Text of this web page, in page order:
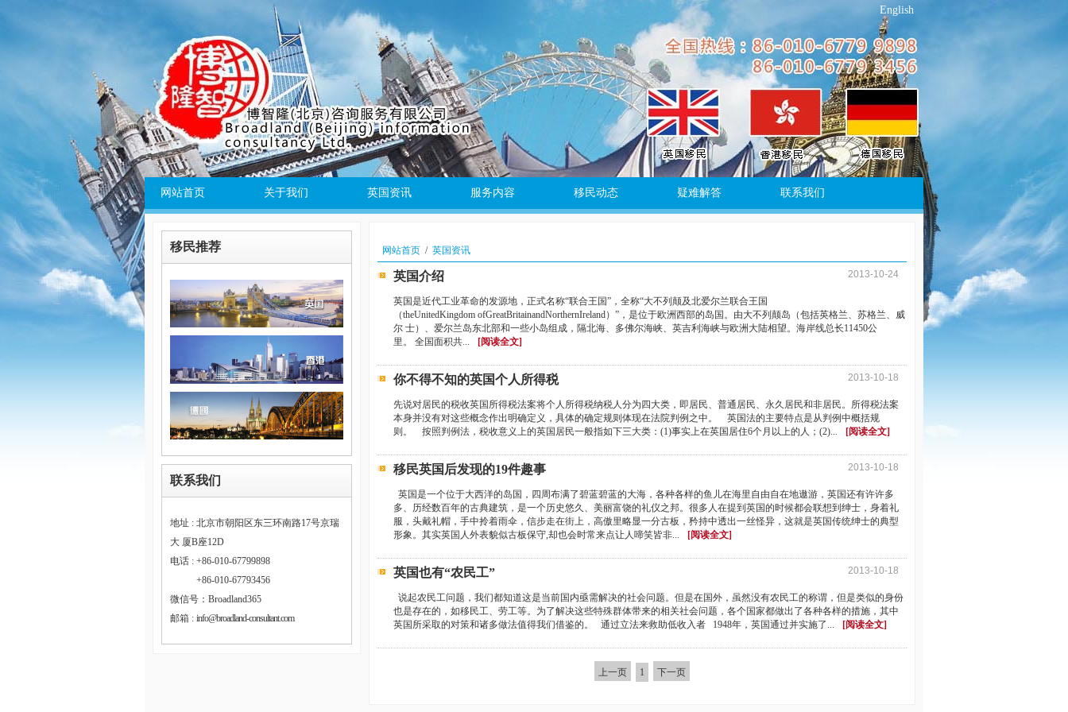
English
网站首页 关于我们 英国资讯 服务内容 移民动态 疑难解答 联系我们
移民推荐
联系我们
地址 : 北京市朝阳区东三环南路17号京瑞
大 厦B座12D
电话 : +86-010-67799898
+86-010-67793456
微信号：Broadland365
邮箱 : info@broadland-consultant.com
网站首页 / 英国资讯
2013-10-24
英国介绍
英国是近代工业革命的发源地，正式名称“联合王国”，全称“大不列颠及北爱尔兰联合王国
（theUnitedKingdom ofGreatBritainandNorthernIreland）”，是位于欧洲西部的岛国。由大不列颠岛（包括英格兰、苏格兰、威
尔 士）、爱尔兰岛东北部和一些小岛组成，隔北海、多佛尔海峡、英吉利海峡与欧洲大陆相望。海岸线总长11450公
里。 全国面积共...
[阅读全文]
2013-10-18
你不得不知的英国个人所得税
先说对居民的税收英国所得税法案将个人所得税纳税人分为四大类，即居民、普通居民、永久居民和非居民。所得税法案
本身并没有对这些概念作出明确定义，具体的确定规则体现在法院判例之中。 英国法的主要特点是从判例中概括规
则。 按照判例法，税收意义上的英国居民一般指如下三大类：(1)事实上在英国居住6个月以上的人；(2)...
[阅读全文]
2013-10-18
移民英国后发现的19件趣事
英国是一个位于大西洋的岛国，四周布满了碧蓝碧蓝的大海，各种各样的鱼儿在海里自由自在地遨游，英国还有许许多
多、历经数百年的古典建筑，是一个历史悠久、美丽富饶的礼仪之邦。很多人在提到英国的时候都会联想到绅士，身着礼
服，头戴礼帽，手中拎着雨伞，信步走在街上，高傲里略显一分古板，矜持中透出一丝怪异，这就是英国传统绅士的典型
形象。其实英国人外表貌似古板保守,却也会时常来点让人啼笑皆非...
[阅读全文]
2013-10-18
英国也有“农民工”
说起农民工问题，我们都知道这是当前国内亟需解决的社会问题。但是在国外，虽然没有农民工的称谓，但是类似的身份
也是存在的，如移民工、劳工等。为了解决这些特殊群体带来的相关社会问题，各个国家都做出了各种各样的措施，其中
英国所采取的对策和诸多做法值得我们借鉴的。 通过立法来救助低收入者 1948年，英国通过并实施了...
[阅读全文]
上一页 1 下一页